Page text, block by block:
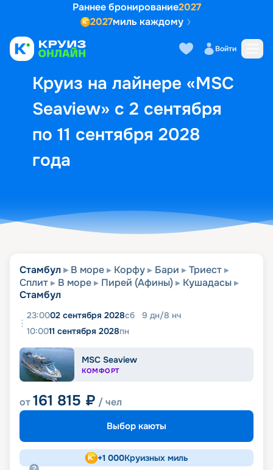
Раннее бронирование2027
2027миль каждому
Войти
Круиз на лайнере «MSC
Seaview» с 2 сентября
по 11 сентября 2028
года
Выбор кают Маршрут и
Стамбул В море Корфу Бари
Триест
Сплит
В море Пирей (Афины)
Кушадасы
Стамбул
23:0002 сентября 2028сб 9 дн/8 нч
10:0011 сентября 2028пн
MSC Seaview
КОМФОРТ
от161 815 ₽ / чел
Выбор каюты
+1 000Круизных миль